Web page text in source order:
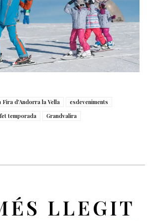
Fira d'Andorra la Vella
esdeveniments
temporada Grandvalira
LLEGIT